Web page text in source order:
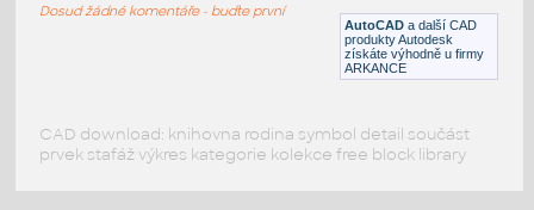
DWG _Různé-Jiné AutoCAD a další CAD
produkty Autodesk
získáte výhodně u firmy
ARKANCE
Dosud žádné komentáře - buďte první
CAD download: knihovna rodina symbol detail součást
prvek stafáž výkres kategorie kolekce free block library